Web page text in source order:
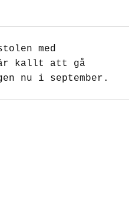
med
är kallt att gå
nu i september.